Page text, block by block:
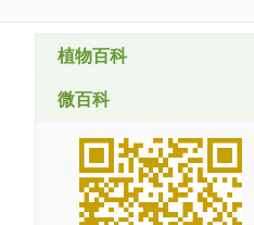
植物百科
微百科